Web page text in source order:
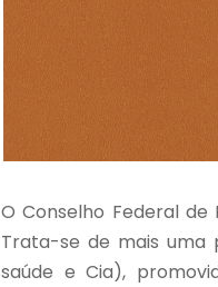
O Conselho Federal
Trata-se de mais uma
saúde e Cia),